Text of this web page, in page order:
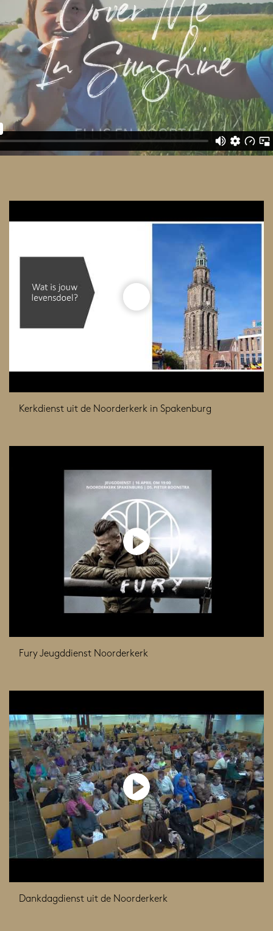
Kerkdienst uit de Noorderkerk in Spakenburg
Fury Jeugddienst Noorderkerk
Dankdagdienst uit de Noorderkerk